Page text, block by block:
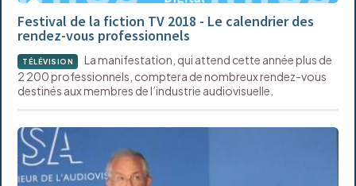
Festival de la fiction TV 2018 - Le calendrier des
rendez-vous professionnels
TÉLÉVISION
La manifestation, qui attend cette année plus de
2 200 professionnels, comptera de nombreux rendez-vous
destinés aux membres de l’industrie audiovisuelle.